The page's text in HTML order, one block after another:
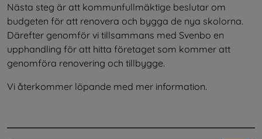
Nästa steg är att kommunfullmäktige beslutar om
budgeten för att renovera och bygga de nya skolorna.
Därefter genomför vi tillsammans med Svenbo en
upphandling för att hitta företaget som kommer att
genomföra renovering och tillbygge.
Vi återkommer löpande med mer information.